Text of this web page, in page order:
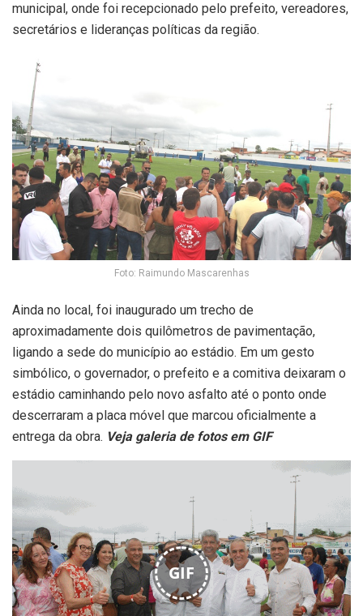
municipal, onde foi recepcionado pelo prefeito, vereadores,
secretários e lideranças políticas da região.
Foto: Raimundo Mascarenhas
Ainda no local, foi inaugurado um trecho de
aproximadamente dois quilômetros de pavimentação,
ligando a sede do município ao estádio. Em um gesto
simbólico, o governador, o prefeito e a comitiva deixaram o
estádio caminhando pelo novo asfalto até o ponto onde
descerraram a placa móvel que marcou oficialmente a
entrega da obra. Veja galeria de fotos em GIF
GIF